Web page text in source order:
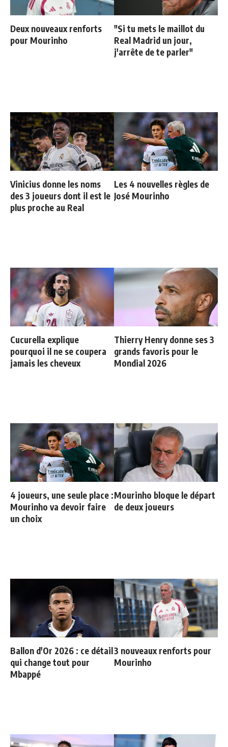
Deux nouveaux renforts
pour Mourinho
"Si tu mets le maillot du
Real Madrid un jour,
j'arrête de te parler"
Vinicius donne les noms
des 3 joueurs dont il est le
plus proche au Real
Les 4 nouvelles règles de
José Mourinho
Cucurella explique
pourquoi il ne se coupera
jamais les cheveux
Thierry Henry donne ses 3
grands favoris pour le
Mondial 2026
4 joueurs, une seule place :
Mourinho va devoir faire
un choix
Mourinho bloque le départ
de deux joueurs
Ballon d'Or 2026 : ce détail
qui change tout pour
Mbappé
3 nouveaux renforts pour
Mourinho